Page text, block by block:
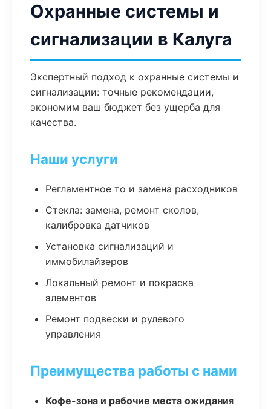
Охранные системы и
сигнализации в Калуга
Экспертный подход к охранные системы и
сигнализации: точные рекомендации,
экономим ваш бюджет без ущерба для
качества.
Наши услуги
Регламентное то и замена расходников
Стекла: замена, ремонт сколов,
калибровка датчиков
Установка сигнализаций и
иммобилайзеров
Локальный ремонт и покраска
элементов
Ремонт подвески и рулевого
управления
Преимущества работы с нами
Кофе-зона и рабочие места ожидания